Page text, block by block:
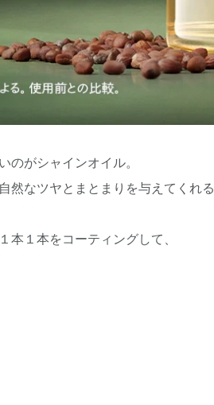
のがシャインオイル。
然なツヤとまとまりを与えてくれる
本１本をコーティングして、